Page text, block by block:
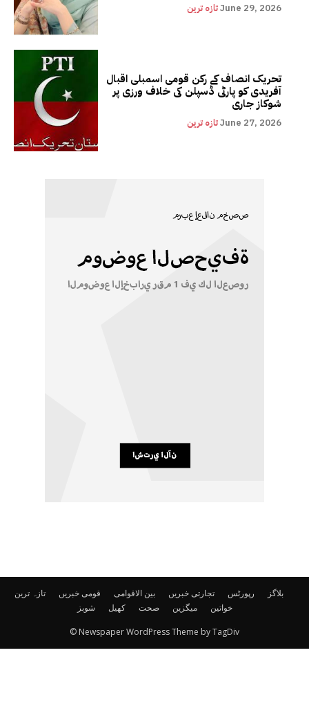
تازہ ترینJune 29, 2026
تحریک انصاف کے رکن قومی اسمبلی اقبال
آفریدی کو پارٹی ڈسپلن کی خلاف ورزی پر
شوکاز جاری
تازہ ترینJune 27, 2026
تازہ ترین قومی خبریں بین الاقوامی تجارتی خبریں رپورٹس
بلاگز
شوبز
کھیل صحت میگزین خواتین
© Newspaper WordPress Theme by TagDiv